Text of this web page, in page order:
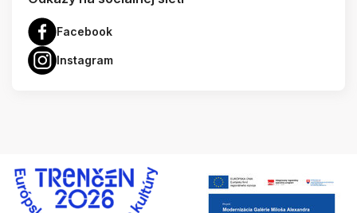
Facebook
Instagram